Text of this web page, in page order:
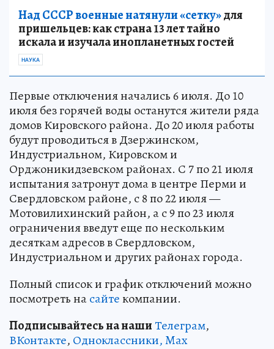
Над СССР военные натянули «сетку»для
пришельцев: как страна 13 лет тайно
искала и изучала инопланетных гостей
НАУКА
Первые отключения начались 6 июля. До 10
июля без горячей воды останутся жители ряда
домов Кировского района. До 20 июля работы
будут проводиться в Дзержинском,
Индустриальном, Кировском и
Орджоникидзевском районах. С 7 по 21 июля
испытания затронут дома в центре Перми и
Свердловском районе, с 8 по 22 июля —
Мотовилихинский район, а с 9 по 23 июля
ограничения введут еще по нескольким
десяткам адресов в Свердловском,
Индустриальном и других районах города.
Полный список и график отключений можно
посмотреть насайтекомпании.
Подписывайтесь на нашиТелеграм,
ВКонтакте, Одноклассники,Max